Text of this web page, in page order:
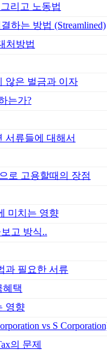
리고 노동법
하는 방법 (Streamlined)
처방법
않은 벌금과 이자
는가?
서류들에 대해서
로 고용할때의 장점
미치는 영향
고 방식..
과 필요한 서류
혜택
영향
vs S
의 문제